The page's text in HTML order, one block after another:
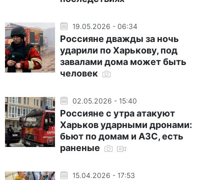
19.05.2026 - 06:34
Россияне дважды за ночь
ударили по Харькову, под
завалами дома может быть
человек
02.05.2026 - 15:40
Россияне с утра атакуют
Харьков ударными дронами:
бьют по домам и АЗС, есть
раненые
15.04.2026 - 17:53